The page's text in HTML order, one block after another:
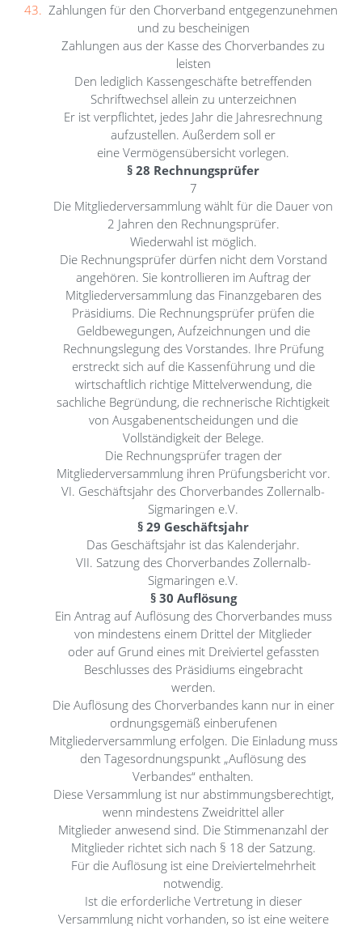
Zahlungen für den Chorverband entgegenzunehmen
und zu bescheinigen
Zahlungen aus der Kasse des Chorverbandes zu
leisten
Den lediglich Kassengeschäfte betreffenden
Schriftwechsel allein zu unterzeichnen
Er ist verpflichtet, jedes Jahr die Jahresrechnung
aufzustellen. Außerdem soll er
eine Vermögensübersicht vorlegen.
§ 28 Rechnungsprüfer
7
Die Mitgliederversammlung wählt für die Dauer von
2 Jahren den Rechnungsprüfer.
Wiederwahl ist möglich.
Die Rechnungsprüfer dürfen nicht dem Vorstand
angehören. Sie kontrollieren im Auftrag der
Mitgliederversammlung das Finanzgebaren des
Präsidiums. Die Rechnungsprüfer prüfen die
Geldbewegungen, Aufzeichnungen und die
Rechnungslegung des Vorstandes. Ihre Prüfung
erstreckt sich auf die Kassenführung und die
wirtschaftlich richtige Mittelverwendung, die
sachliche Begründung, die rechnerische Richtigkeit
von Ausgabenentscheidungen und die
Vollständigkeit der Belege.
Die Rechnungsprüfer tragen der
Mitgliederversammlung ihren Prüfungsbericht vor.
VI. Geschäftsjahr des Chorverbandes Zollernalb-
Sigmaringen e.V.
§ 29 Geschäftsjahr
Das Geschäftsjahr ist das Kalenderjahr.
VII. Satzung des Chorverbandes Zollernalb-
Sigmaringen e.V.
§ 30 Auflösung
Ein Antrag auf Auflösung des Chorverbandes muss
von mindestens einem Drittel der Mitglieder
oder auf Grund eines mit Dreiviertel gefassten
Beschlusses des Präsidiums eingebracht
werden.
Die Auflösung des Chorverbandes kann nur in einer
ordnungsgemäß einberufenen
Mitgliederversammlung erfolgen. Die Einladung muss
den Tagesordnungspunkt „Auflösung des
Verbandes“ enthalten.
Diese Versammlung ist nur abstimmungsberechtigt,
wenn mindestens Zweidrittel aller
Mitglieder anwesend sind. Die Stimmenanzahl der
Mitglieder richtet sich nach § 18 der Satzung.
Für die Auflösung ist eine Dreiviertelmehrheit
notwendig.
Ist die erforderliche Vertretung in dieser
Versammlung nicht vorhanden, so ist eine weitere